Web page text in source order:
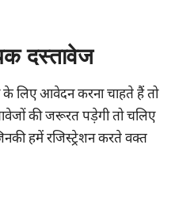
दस्तावेज
के लिए आवेदन करना चाहते हैं तो
की जरूरत पड़ेगी तो चलिए
हमें रजिस्ट्रेशन करते वक्त